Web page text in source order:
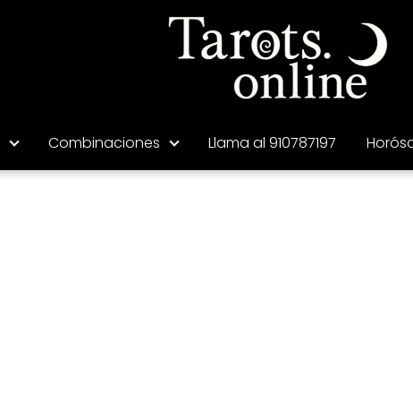
Combinaciones Llama al 910787197